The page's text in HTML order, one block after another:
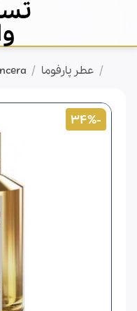
content
/ عطر پارفوما /
-34%